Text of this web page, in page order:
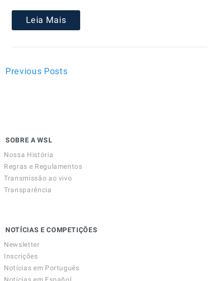
Leia Mais
Previous Posts
SOBRE A WSL
Nossa História
Regras e Regulamentos
Transmissão ao vivo
Transparência
NOTÍCIAS E COMPETIÇÕES
Newsletter
Inscrições
Notícias em Português